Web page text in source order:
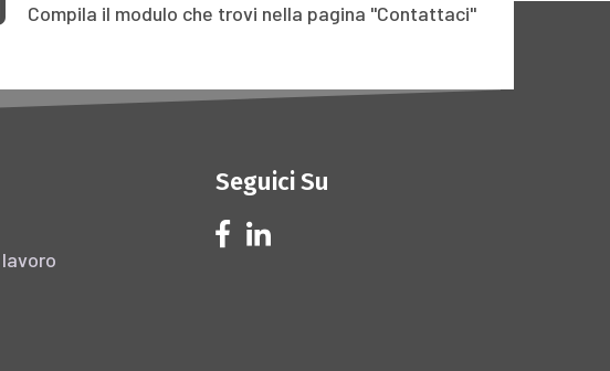
Compila il modulo che trovi nella pagina "Contattaci"
Seguici Su